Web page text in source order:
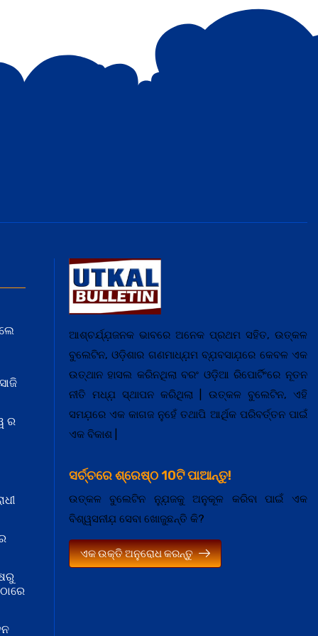
ର
ଆଶ୍ଚର୍ଯ୍ଯ଼ଜନକ ଭାବରେ ଅନେକ ପ୍ରଥମ ସହିତ, ଉତ୍କଳ
ବୁଲେଟିନ, ଓଡ଼ିଶାର ଗଣମାଧ୍ଯ଼ମ ବ୍ଯ଼ବସାଯ଼ରେ କେବଳ ଏକ
ଉତ୍ଥାନ ହାସଲ କରିନଥିଲା ବରଂ ଓଡ଼ିଆ ରିପୋର୍ଟିଂରେ ନୂତନ
ନୀତି ମଧ୍ଯ଼ ସ୍ଥାପନ କରିଥିଲା | ଉତ୍କଳ ବୁଲେଟିନ, ଏହି
ସମଯ଼ରେ ଏକ କାଗଜ ନୁହେଁ ତଥାପି ଆର୍ଥିକ ପରିବର୍ତ୍ତନ ପାଇଁ
ଏକ ବିକାଶ |
ସର୍ଚ୍ଚରେ ଶ୍ରେଷ୍ଠ 10ଟି ପାଆନ୍ତୁ!
ଉତ୍କଳ ବୁଲେଟିନ ନ୍ଯ଼ୁଜକୁ ଅନୁକୂଳ କରିବା ପାଇଁ ଏକ
ବିଶ୍ୱସନୀଯ଼ ସେବା ଖୋଜୁଛନ୍ତି କି?
ଏକ ଉକ୍ତି ଅନୁରୋଧ କରନ୍ତୁ